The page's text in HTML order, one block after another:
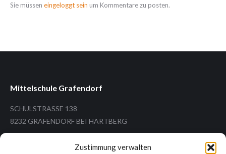
Zustimmung verwalten
Sie müssen eingeloggt sein um Kommentare zu posten.
Mittelschule Grafendorf
SCHULSTRASSE 138
8232 GRAFENDORF BEI HARTBERG